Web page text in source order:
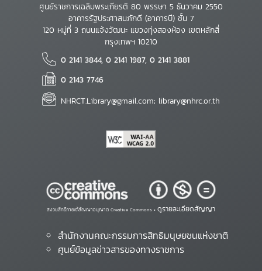
ศูนย์ราชการเฉลิมพระเกียรติ 80 พรรษา 5 ธันวาคม 2550
อาคารรัฐประศาสนภักดี (อาคารบี) ชั้น 7
120 หมู่ที่ 3 ถนนแจ้งวัฒนะ แขวงทุ่งสองห้อง เขตหลักสี่
กรุงเทพฯ 10210
0 2141 3844, 0 2141 1987, 0 2141 3881
0 2143 7746
NHRCT.Library@gmail.com; library@nhrc.or.th
สงวนสิทธิ์ภายใต้สัญญาอนุญาต Creative Commons • ดูรายละเอียดสัญญา
สำนักงานคณะกรรมการสิทธิมนุษยชนแห่งชาติ
ศูนย์ข้อมูลข่าวสารของทางราชการ